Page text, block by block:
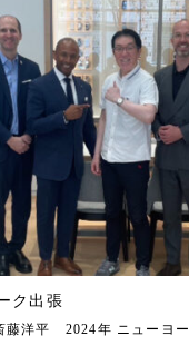
ク出張
洋平 2024年 ニューヨー